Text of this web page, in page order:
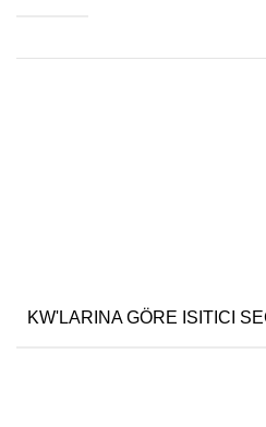
KW'LARINA GÖRE ISITICI